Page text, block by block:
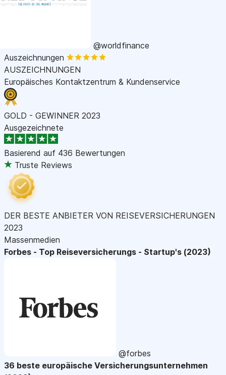
@worldfinance
Auszeichnungen
AUSZEICHNUNGEN
Europäisches Kontaktzentrum & Kundenservice
GOLD - GEWINNER 2023
Ausgezeichnete
Basierend auf 436 Bewertungen
Truste Reviews
DER BESTE ANBIETER VON REISEVERSICHERUNGEN
2023
Massenmedien
Forbes - Top Reiseversicherungs - Startup's (2023)
@forbes
36 beste europäische Versicherungsunternehmen